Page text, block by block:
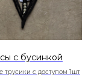
c бусинкой
трусики с доступом 1шт